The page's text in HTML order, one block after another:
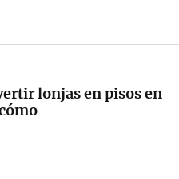
lonjas en pisos en